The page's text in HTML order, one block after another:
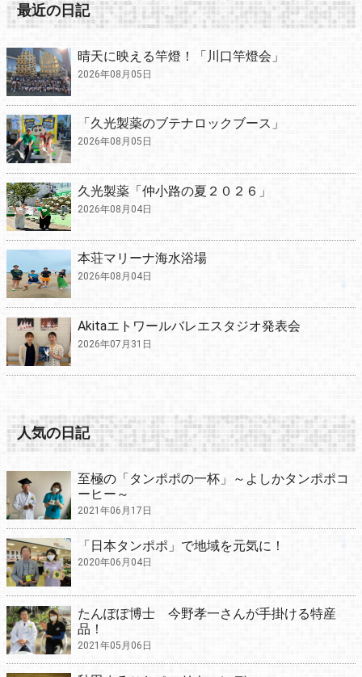
最近の日記
晴天に映える竿燈！「川口竿燈会」
2026年08月05日
「久光製薬のブテナロックブース」
2026年08月05日
久光製薬「仲小路の夏２０２６」
2026年08月04日
本荘マリーナ海水浴場
2026年08月04日
Akitaエトワールバレエスタジオ発表会
2026年07月31日
人気の日記
至極の「タンポポの一杯」～よしかタンポポコ
ーヒー～
2021年06月17日
「日本タンポポ」で地域を元気に！
2020年06月04日
たんぽぽ博士 今野孝一さんが手掛ける特産
品！
2021年05月06日